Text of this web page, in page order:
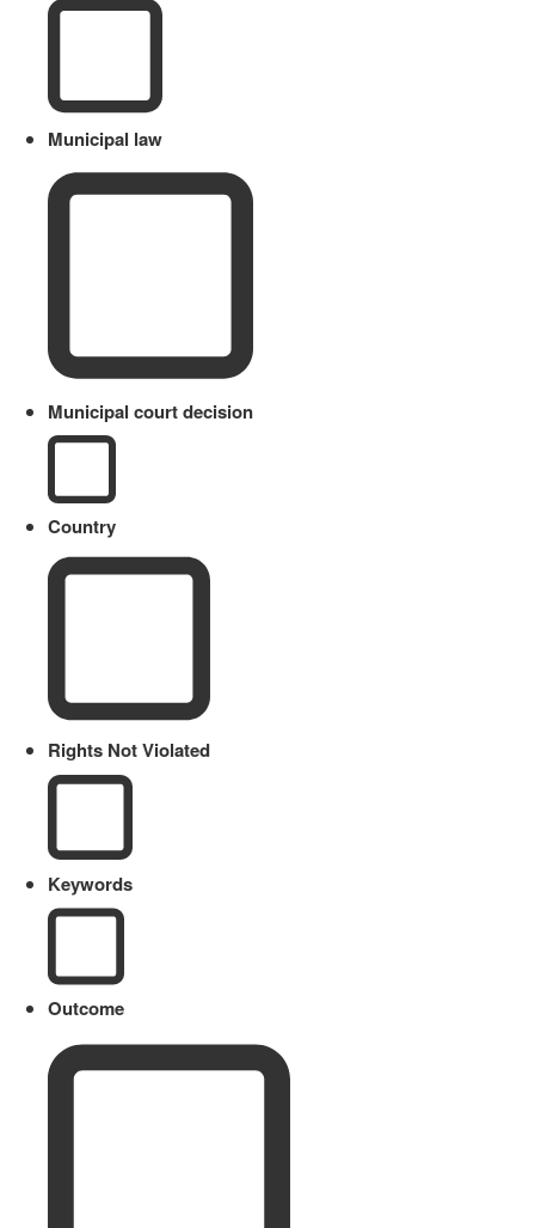
Municipal law
Municipal court decision
Country
Rights Not Violated
Keywords
Outcome